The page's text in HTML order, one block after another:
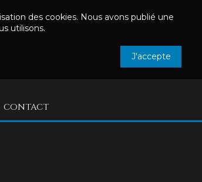
CONTACT
des cookies. Nous avons publié une
utilisons.
J'accepte